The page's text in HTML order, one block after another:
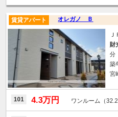
オレガノ Ｂ
賃貸アパート
財
分
築
宮
101 4.3万円 ワンルーム（